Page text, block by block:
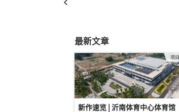
最新文章
项目
新作速览 | 沂南体育中心体育馆